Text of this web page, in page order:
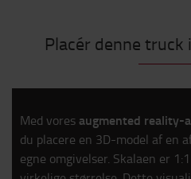
Placér denne
Med vores augmented reality-
du placere en 3D-model af en
egne omgivelser. Skalaen er